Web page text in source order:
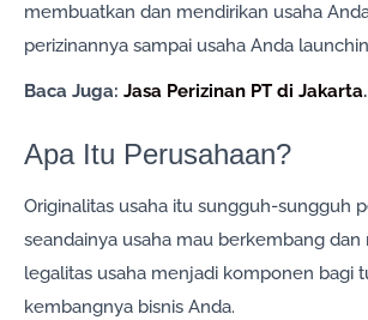
membuatkan dan mendirikan usaha
perizinannya sampai usaha Anda
Baca Juga: Jasa Perizinan PT di Jakarta.
Apa Itu Perusahaan?
Originalitas usaha itu sungguh-sungguh
seandainya usaha mau berkembang dan
legalitas usaha menjadi komponen bagi
kembangnya bisnis Anda.